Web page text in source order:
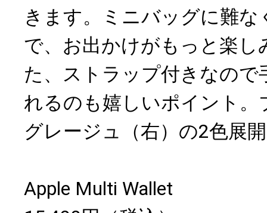
きます。ミニバッグに難
で、お出かけがもっと楽し
た、ストラップ付きなので
れるのも嬉しいポイント。
グレージュ（右）の2色展
Apple Multi Wallet